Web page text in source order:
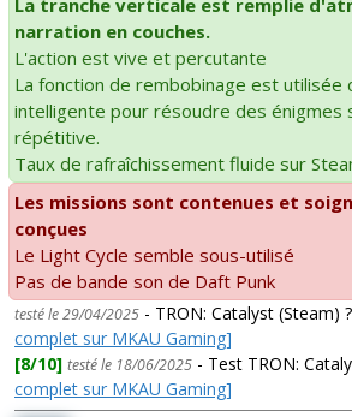
narration en couches.
L'action est vive et percutante
La fonction de rembobinage est utilisée
intelligente pour résoudre des énigmes
répétitive.
Taux de rafraîchissement fluide sur
Les missions sont contenues et
conçues
Le Light Cycle semble sous-utilisé
Pas de bande son de Daft Punk
testé le 29/04/2025 - TRON: Catalyst (Steam)
complet sur MKAU Gaming]
[8/10] testé le 18/06/2025 - Test TRON:
complet sur MKAU Gaming]